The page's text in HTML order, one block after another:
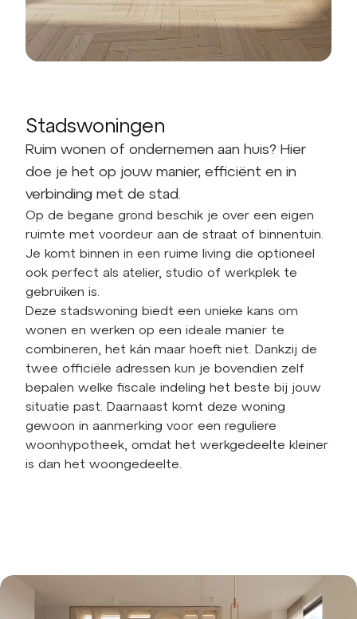
Stadswoningen
Ruim wonen of ondernemen aan huis? Hier
doe je het op jouw manier, efficiënt en in
verbinding met de stad.
Op de begane grond beschik je over een eigen
ruimte met voordeur aan de straat of binnentuin.
Je komt binnen in een ruime living die optioneel
ook perfect als atelier, studio of werkplek te
gebruiken is.
Deze stadswoning biedt een unieke kans om
wonen en werken op een ideale manier te
combineren, het kán maar hoeft niet. Dankzij de
twee officiële adressen kun je bovendien zelf
bepalen welke fiscale indeling het beste bij jouw
situatie past. Daarnaast komt deze woning
gewoon in aanmerking voor een reguliere
woonhypotheek, omdat het werkgedeelte kleiner
is dan het woongedeelte.